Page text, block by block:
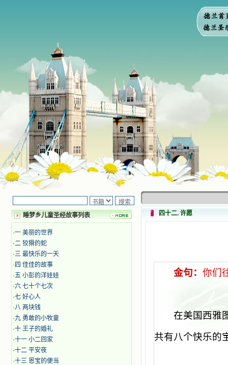
睡梦乡儿童圣经故事列表
·一 美丽的世界
·二 狡猾的蛇
·三 最快乐的一天
· 四 佳佳的故事
·五 小彭的洋娃娃
·六 七十个七次
·七 好心人
·八 两块钱
·九 勇敢的小牧童
·十 王子的婚礼
·十一 小二回家
·十二 平安夜
·十三 恩宝的便当
四十二. 许愿
金句： 你们
在美国西雅
共有八个快乐的